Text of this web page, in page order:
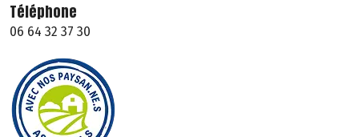
Téléphone
06 64 32 37 30